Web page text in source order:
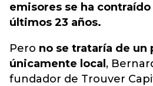
emisores se ha contraído
últimos 23 años.
Pero no se trataría de un
únicamente local ,
fundador de Trouver